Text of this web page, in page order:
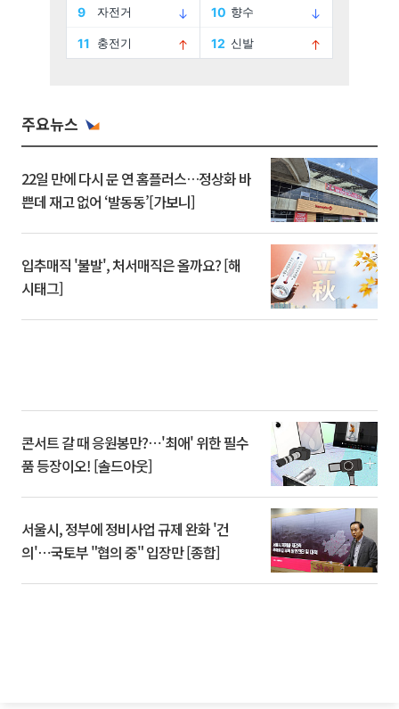
주요뉴스
22일 만에 다시 문 연 홈플러스…정상화 바
쁜데 재고 없어 ‘발동동’[가보니]
입추매직 '불발', 처서매직은 올까요? [해
시태그]
콘서트 갈 때 응원봉만?⋯'최애' 위한 필수
품 등장이오! [솔드아웃]
서울시, 정부에 정비사업 규제 완화 '건
의'⋯국토부 "협의 중" 입장만 [종합]